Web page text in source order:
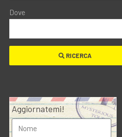
Dove
RICERCA
Aggiornatemi!